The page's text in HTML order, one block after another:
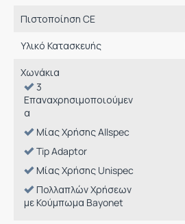
Πιστοποίηση CE
Υλικό Κατασκευής
Χωνάκια
3
Επαναχρησιμοποιούμεν
α
Mίας Χρήσης Allspec
Tip Adaptor
Μίας Χρήσης Unispec
Πολλαπλών Χρήσεων
με Κούμπωμα Bayonet